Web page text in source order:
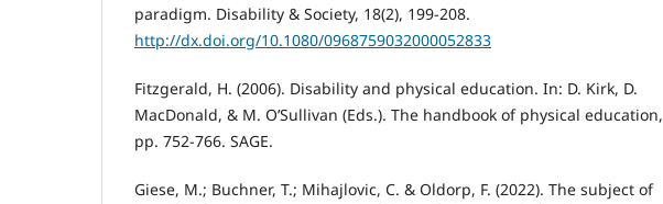
paradigm. Disability & Society, 18(2), 199-208.
http://dx.doi.org/10.1080/0968759032000052833
Fitzgerald, H. (2006). Disability and physical education. In: D. Kirk, D.
MacDonald, & M. O’Sullivan (Eds.). The handbook of physical education,
pp. 752-766. SAGE.
Giese, M.; Buchner, T.; Mihajlovic, C. & Oldorp, F. (2022). The subject of